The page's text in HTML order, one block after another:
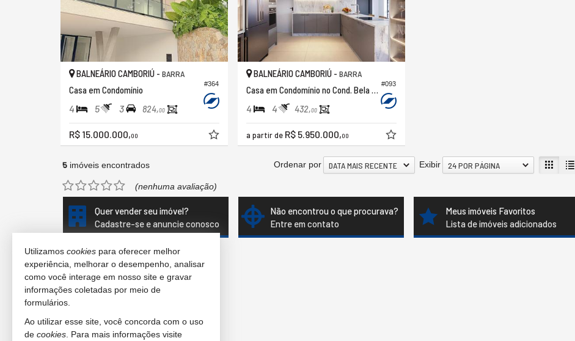
#364
BALNEÁRIO CAMBORIÚ - BARRA
Casa em Condomínio
4 5 3 824,00
R$ 15.000.000,00
#093
BALNEÁRIO CAMBORIÚ - BARRA
Casa em Condomínio no Cond. Bela Vista, Residence Cwb
4 4 432,00
a partir de R$ 5.950.000,00
5 imóveis encontrados Exibir 24 POR PÁGINA
Ordenar por DATA MAIS RECENTE
(nenhuma avaliação)
Quer vender seu imóvel?
Cadastre-se e anuncie conosco
Não encontrou o que procurava?
Entre em contato
Meus imóveis Favoritos
Lista de imóveis adicionados
Utilizamos cookies para oferecer melhor
experiência, melhorar o desempenho, analisar
como você interage em nosso site e gravar
informações coletadas por meio de
formulários.
Ao utilizar esse site, você concorda com o uso
de cookies . Para mais informações visite